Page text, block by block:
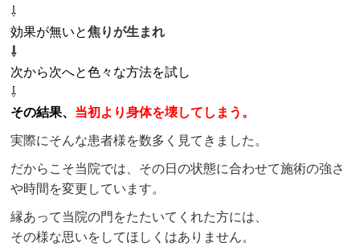
⇩
効果が無いと焦りが生まれ
⇩
次から次へと色々な方法を試し
⇩
その結果、 当初より身体を壊してしまう。
実際にそんな患者様を数多く見てきました。
だからこそ当院では、その日の状態に合わせて施術の強さ
や時間を変更しています。
縁あって当院の門をたたいてくれた方には、
その様な思いをしてほしくはありません。